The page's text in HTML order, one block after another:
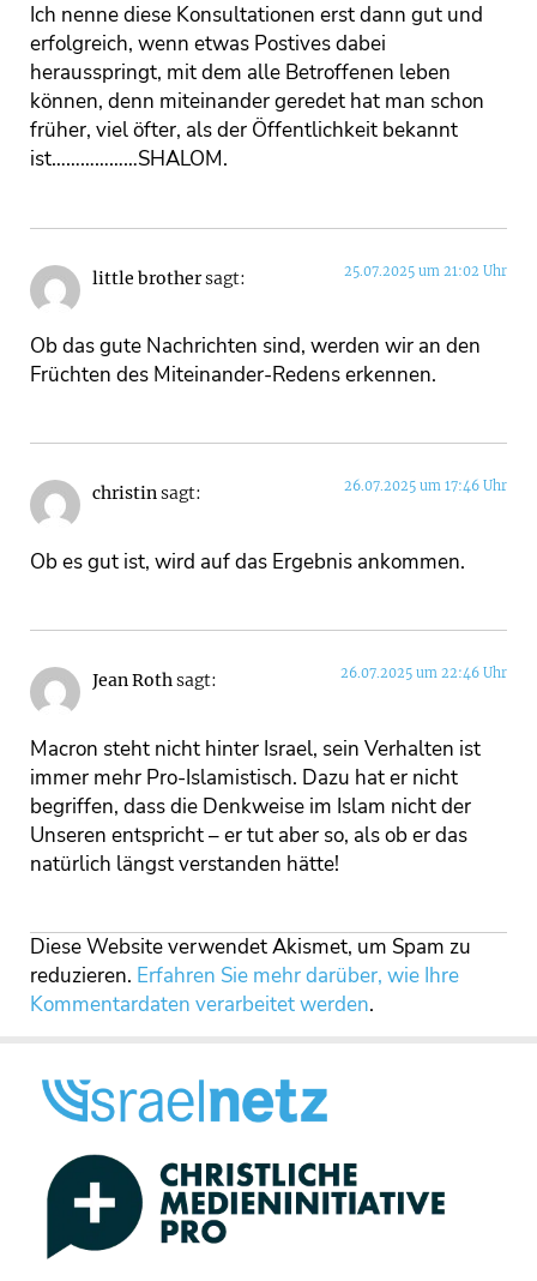
Ich nenne diese Konsultationen erst dann gut und
erfolgreich, wenn etwas Postives dabei
herausspringt, mit dem alle Betroffenen leben
können, denn miteinander geredet hat man schon
früher, viel öfter, als der Öffentlichkeit bekannt
ist………………SHALOM.
little brothersagt: 25.07.2025 um 21:02 Uhr
Ob das gute Nachrichten sind, werden wir an den
Früchten des Miteinander-Redens erkennen.
christinsagt: 26.07.2025 um 17:46 Uhr
Ob es gut ist, wird auf das Ergebnis ankommen.
Jean Rothsagt: 26.07.2025 um 22:46 Uhr
Macron steht nicht hinter Israel, sein Verhalten ist
immer mehr Pro-Islamistisch. Dazu hat er nicht
begriffen, dass die Denkweise im Islam nicht der
Unseren entspricht – er tut aber so, als ob er das
natürlich längst verstanden hätte!
Diese Website verwendet Akismet, um Spam zu
reduzieren. Erfahren Sie mehr darüber, wie Ihre
Kommentardaten verarbeitet werden.